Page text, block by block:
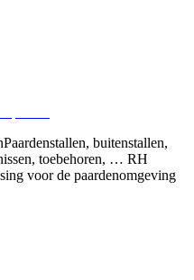
buitenstallen,
toebehoren, … RH
voor de paardenomgeving